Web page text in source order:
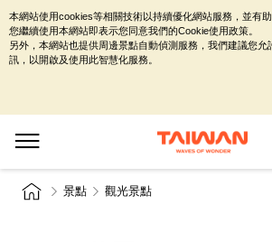
景點 觀光景點
本網站使用cookies等相關技術以持續優化網站服務，並有
您繼續使用本網站即表示您同意我們的Cookie使用政策。
另外，本網站也提供周邊景點自動偵測服務，我們建議您允
訊，以開啟及使用此智慧化服務。